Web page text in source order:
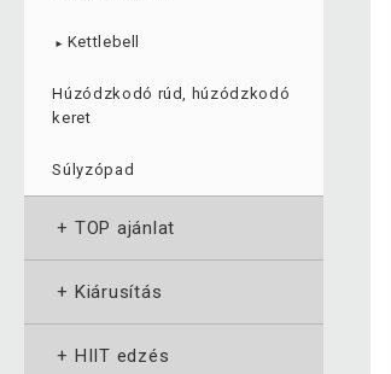
► Kettlebell
Húzódzkodó rúd, húzódzkodó
keret
Súlyzópad
+ TOP ajánlat
+ Kiárusítás
+ HIIT edzés